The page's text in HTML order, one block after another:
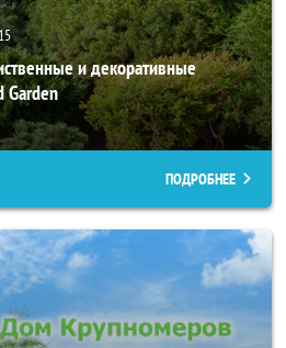
и декоративные
Garden
ПОДРОБНЕЕ